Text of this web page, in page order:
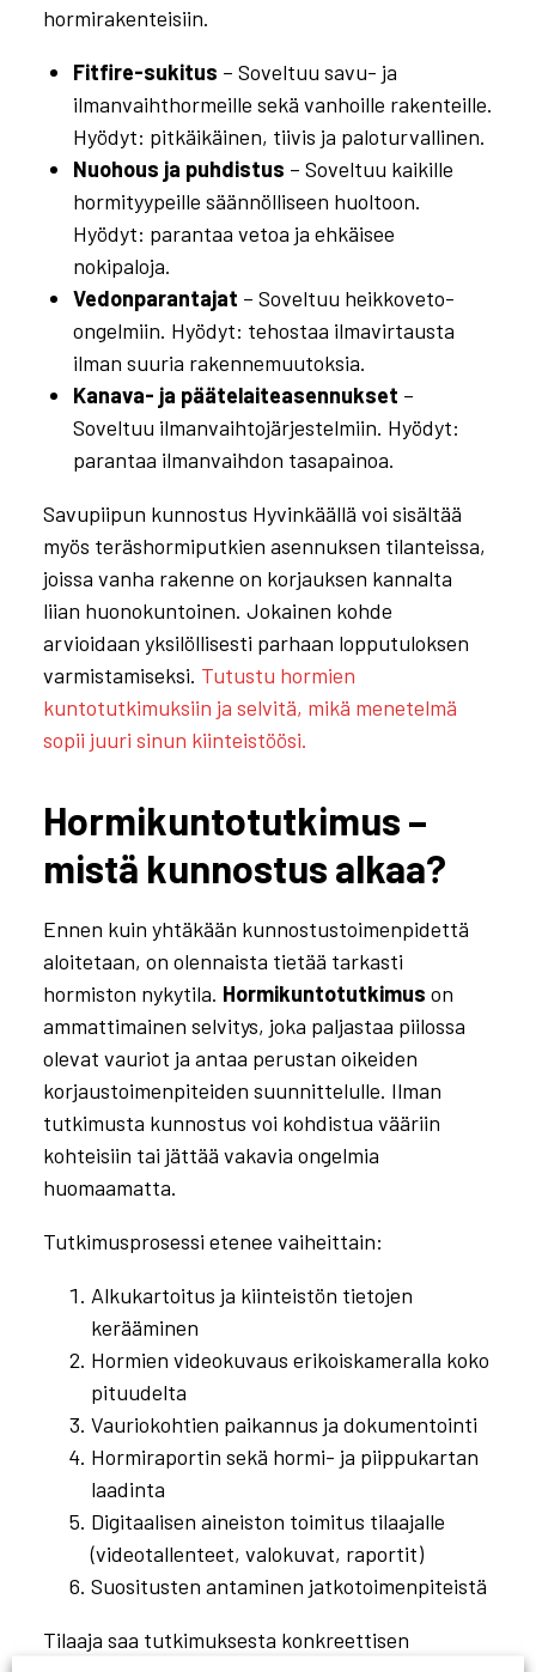
hormirakenteisiin.
Fitfire-sukitus – Soveltuu savu- ja
ilmanvaihthormeille sekä vanhoille rakenteille.
Hyödyt: pitkäikäinen, tiivis ja paloturvallinen.
Nuohous ja puhdistus – Soveltuu kaikille
hormityypeille säännölliseen huoltoon.
Hyödyt: parantaa vetoa ja ehkäisee
nokipaloja.
Vedonparantajat – Soveltuu heikkoveto-
ongelmiin. Hyödyt: tehostaa ilmavirtausta
ilman suuria rakennemuutoksia.
Kanava- ja päätelaiteasennukset –
Soveltuu ilmanvaihtojärjestelmiin. Hyödyt:
parantaa ilmanvaihdon tasapainoa.
Savupiipun kunnostus Hyvinkäällä voi sisältää
myös teräshormiputkien asennuksen tilanteissa,
joissa vanha rakenne on korjauksen kannalta
liian huonokuntoinen. Jokainen kohde
arvioidaan yksilöllisesti parhaan lopputuloksen
varmistamiseksi. Tutustu hormien
kuntotutkimuksiin ja selvitä, mikä menetelmä
sopii juuri sinun kiinteistöösi.
Hormikuntotutkimus –
mistä kunnostus alkaa?
Ennen kuin yhtäkään kunnostustoimenpidettä
aloitetaan, on olennaista tietää tarkasti
hormiston nykytila. Hormikuntotutkimus on
ammattimainen selvitys, joka paljastaa piilossa
olevat vauriot ja antaa perustan oikeiden
korjaustoimenpiteiden suunnittelulle. Ilman
tutkimusta kunnostus voi kohdistua vääriin
kohteisiin tai jättää vakavia ongelmia
huomaamatta.
Tutkimusprosessi etenee vaiheittain:
Alkukartoitus ja kiinteistön tietojen
kerääminen
Hormien videokuvaus erikoiskameralla koko
pituudelta
Vauriokohtien paikannus ja dokumentointi
Hormiraportin sekä hormi- ja piippukartan
laadinta
Digitaalisen aineiston toimitus tilaajalle
(videotallenteet, valokuvat, raportit)
Suositusten antaminen jatkotoimenpiteistä
Tilaaja saa tutkimuksesta konkreettisen